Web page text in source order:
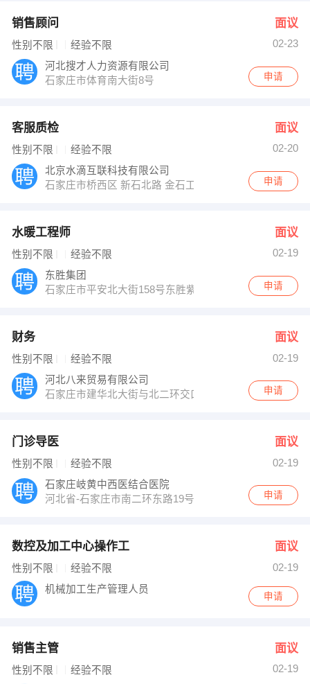
销售顾问 面议
性别不限 经验不限
02-23
河北搜才人力资源有限公司
石家庄市体育南大街8号
申请
客服质检 面议
性别不限 经验不限
02-20
北京水滴互联科技有限公司
石家庄市桥西区 新石北路 金石工业园 创新大厦 2层
申请
水暖工程师 面议
性别不限 经验不限
02-19
东胜集团
石家庄市平安北大街158号东胜紫晶商务广场1＃楼Ａ座
申请
财务 面议
性别不限 经验不限
02-19
河北八来贸易有限公司
石家庄市建华北大街与北二环交口泰得国际A座508
申请
门诊导医 面议
性别不限 经验不限
02-19
石家庄岐黄中西医结合医院
河北省-石家庄市南二环东路19号
申请
数控及加工中心操作工 面议
性别不限 经验不限
02-19
机械加工生产管理人员
申请
销售主管 面议
性别不限 经验不限
02-19